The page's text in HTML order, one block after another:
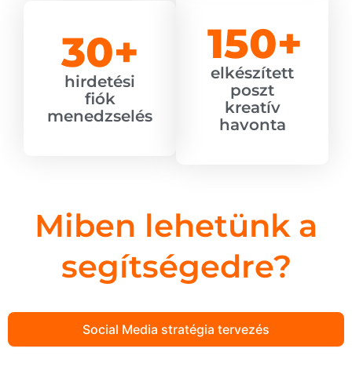
hirdetési
fiók
menedzselés
30+
elkészített
poszt
kreatív
havonta
150+
Miben lehetünk a
segítségedre?
Social Media stratégia tervezés